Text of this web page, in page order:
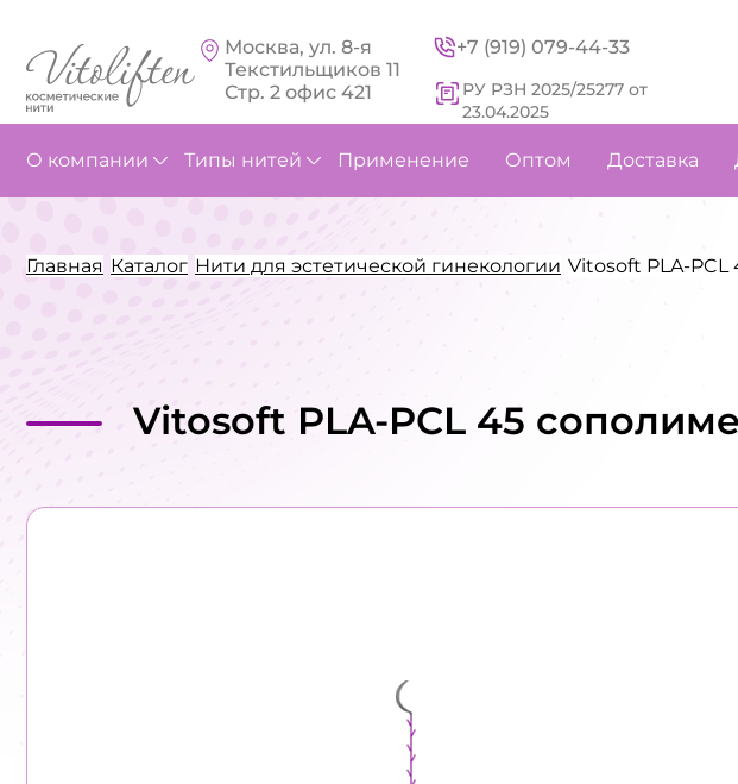
Москва, ул. 8-я
Текстильщиков 11
Стр. 2 офис 421
+7 (919) 079-44-33
РУ РЗН 2025/25277 от
23.04.2025
О компании Типы нитей Применение Оптом Доставка
Главная Каталог Нити для эстетической гинекологии Vitosoft PLA-
Vitosoft PLA-PCL 45